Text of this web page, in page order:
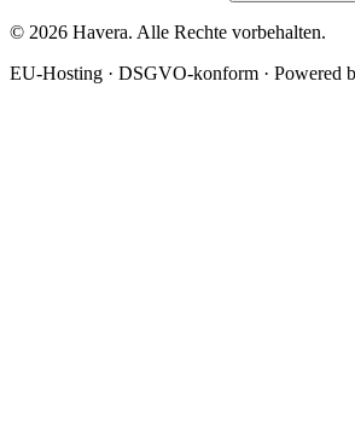
© 2026 Havera. Alle Rechte vorbehalten.
EU-Hosting · DSGVO-konform · Powered